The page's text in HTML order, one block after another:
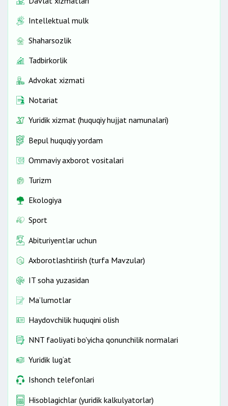
Intellektual mulk
Shaharsozlik
Tadbirkorlik
Advokat xizmati
Notariat
Yuridik xizmat (huquqiy hujjat namunalari)
Bepul huquqiy yordam
Ommaviy axborot vositalari
Turizm
Ekologiya
Sport
Abituriyentlar uchun
Axborotlashtirish (turfa Mavzular)
IT soha yuzasidan
Ma’lumotlar
Haydovchilik huquqini olish
NNT faoliyati bo'yicha qonunchilik normalari
Yuridik lug‘at
Ishonch telefonlari
Hisoblagichlar (yuridik kalkulyatorlar)